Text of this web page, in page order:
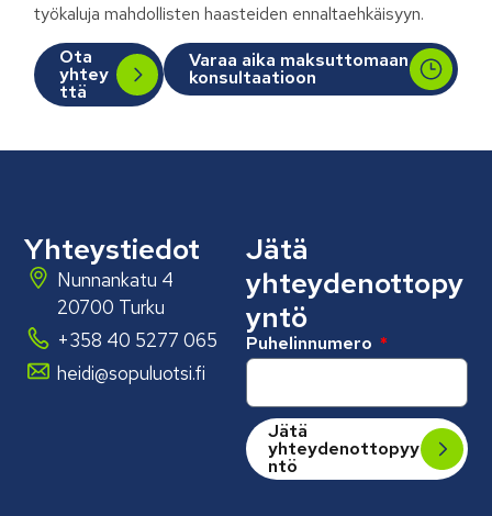
työkaluja mahdollisten haasteiden ennaltaehkäisyyn.
Ota
yhtey
ttä
Varaa aika maksuttomaan
konsultaatioon
Yhteystiedot
Nunnankatu 4
20700 Turku
+358 40 5277 065
heidi@sopuluotsi.fi
Jätä
yhteydenottopy
yntö
Puhelinnumero
Jätä
yhteydenottopyy
ntö